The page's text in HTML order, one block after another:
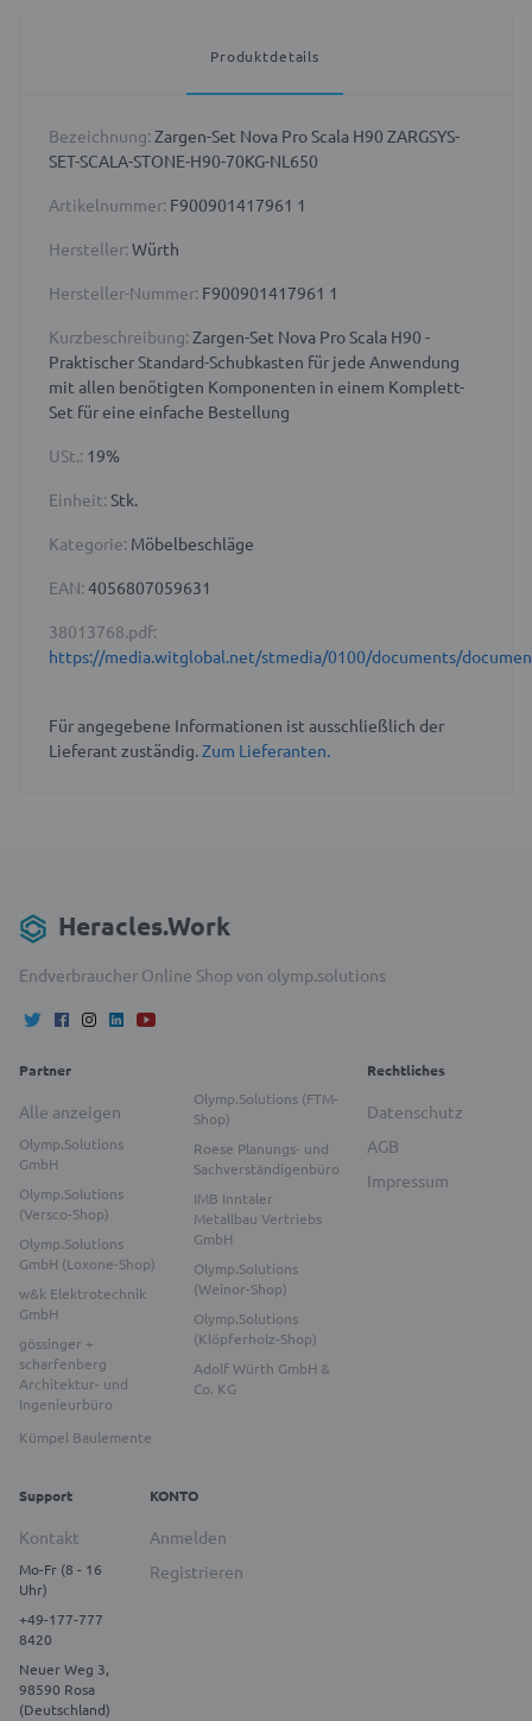
Produktdetails
Bezeichnung: Zargen-Set Nova Pro Scala H90 ZARGSYS-
SET-SCALA-STONE-H90-70KG-NL650
Artikelnummer: F900901417961 1
Hersteller: Würth
Hersteller-Nummer: F900901417961 1
Kurzbeschreibung: Zargen-Set Nova Pro Scala H90 -
Praktischer Standard-Schubkasten für jede Anwendung
mit allen benötigten Komponenten in einem Komplett-
Set für eine einfache Bestellung
USt.: 19%
Einheit: Stk.
Kategorie: Möbelbeschläge
EAN: 4056807059631
38013768.pdf:
https://media.witglobal.net/stmedia/0100/documents/
Für angegebene Informationen ist ausschließlich der
Lieferant zuständig.Zum Lieferanten.
Heracles.Work
Endverbraucher Online Shop von olymp.solutions
Partner
Alle anzeigen
Olymp.Solutions
GmbH
Olymp.Solutions
(Versco-Shop)
Olymp.Solutions
GmbH (Loxone-Shop)
w&k Elektrotechnik
GmbH
gössinger +
scharfenberg
Architektur- und
Ingenieurbüro
Kümpel Baulemente
Olymp.Solutions (FTM-
Shop)
Roese Planungs- und
Sachverständigenbüro
IMB Inntaler
Metallbau Vertriebs
GmbH
Olymp.Solutions
(Weinor-Shop)
Olymp.Solutions
(Klöpferholz-Shop)
Adolf Würth GmbH &
Co. KG
Rechtliches
Datenschutz
AGB
Impressum
Support
Kontakt
Mo-Fr (8 - 16
Uhr)
+49-177-777
8420
Neuer Weg 3,
98590 Rosa
(Deutschland)
KONTO
Anmelden
Registrieren